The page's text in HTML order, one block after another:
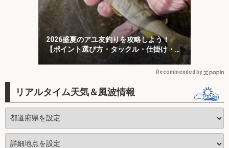
2026盛夏のアユ友釣りを攻略しよう！
【ポイント選び方・タックル・仕掛け・釣
Recommended by
リアルタイム天気＆風波情報